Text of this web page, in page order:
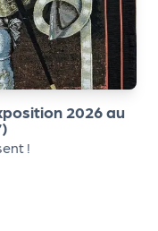
2026 au
!